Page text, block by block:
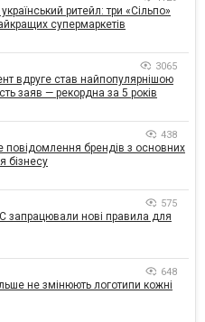
ритейл: три «Сільпо»
супермаркетів
3065
вдруге став найпопулярнішою
заяв — рекордна за 5 років
438
повідомлення брендів з основних
бізнесу
575
запрацювали нові правила для
648
не змінюють логотипи кожні